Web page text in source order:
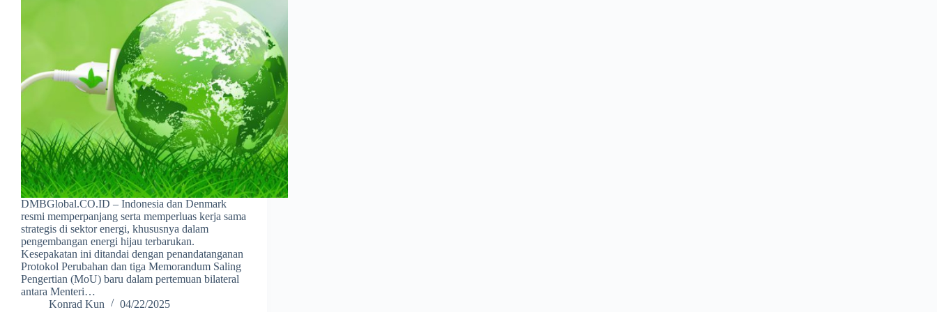
DMBGlobal.CO.ID – Indonesia dan Denmark
resmi memperpanjang serta memperluas kerja sama
strategis di sektor energi, khususnya dalam
pengembangan energi hijau terbarukan.
Kesepakatan ini ditandai dengan penandatanganan
Protokol Perubahan dan tiga Memorandum Saling
Pengertian (MoU) baru dalam pertemuan bilateral
antara Menteri…
Konrad Kun
04/22/2025